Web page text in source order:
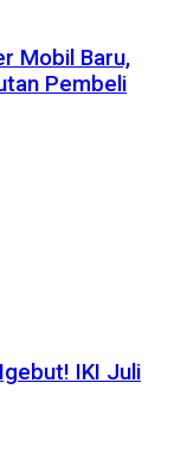
Mobil Baru,
Pembeli
IKI Juli